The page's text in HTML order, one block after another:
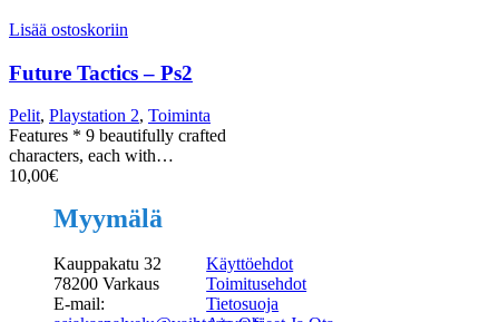
Lisää ostoskoriin
Future Tactics – Ps2
Pelit, Playstation 2, Toiminta
Features * 9 beautifully crafted
characters, each with…
10,00€
Myymälä
Kauppakatu 32
78200 Varkaus
E-mail:
Käyttöehdot
Toimitusehdot
Tietosuoja